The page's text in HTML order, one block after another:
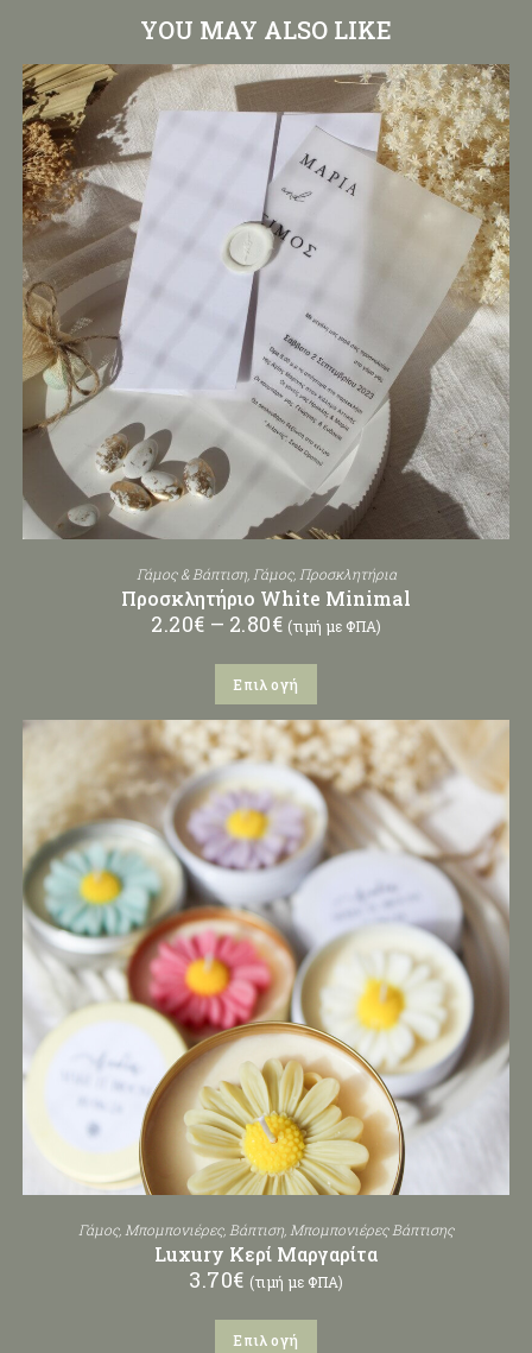
YOU MAY ALSO LIKE
Γάμος & Βάπτιση,Γάμος,Προσκλητήρια
Προσκλητήριο White Minimal
2.20€ – 2.80€ (τιμή με ΦΠΑ)
Επιλογή
Γάμος, Μπομπονιέρες, Βάπτιση Μπομπονιέρες Βάπτισης
Luxury Κερί Μαργαρίτα
3.70€ (τιμή με ΦΠΑ)
Επιλογή